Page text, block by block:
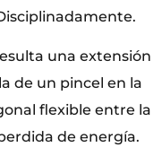
una extensión
de un pincel en la
flexible entre la
de energía.